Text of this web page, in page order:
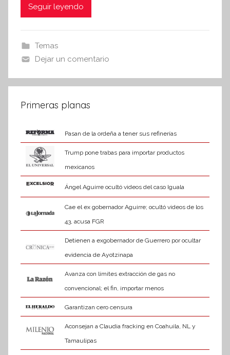
o
t
i
c
b
o
o
k
itt at
p
p
Seguir leyendo
Temas
Dejar un comentario
Primeras planas
Pasan de la ordeña a tener sus refinerías
Trump pone trabas para importar productos
mexicanos
Ángel Aguirre ocultó videos del caso Iguala
Cae el ex gobernador Aguirre; ocultó videos de los
43, acusa FGR
Detienen a exgobernador de Guerrero por ocultar
evidencia de Ayotzinapa
Avanza con límites extracción de gas no
convencional; el fin, importar menos
Garantizan cero censura
Aconsejan a Claudia fracking en Coahuila, NL y
Tamaulipas